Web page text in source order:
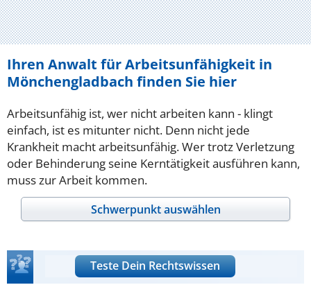
Ihren Anwalt für Arbeitsunfähigkeit in
Mönchengladbach finden Sie hier
Arbeitsunfähig ist, wer nicht arbeiten kann - klingt
einfach, ist es mitunter nicht. Denn nicht jede
Krankheit macht arbeitsunfähig. Wer trotz Verletzung
oder Behinderung seine Kerntätigkeit ausführen kann,
muss zur Arbeit kommen.
Schwerpunkt auswählen
Teste Dein Rechtswissen